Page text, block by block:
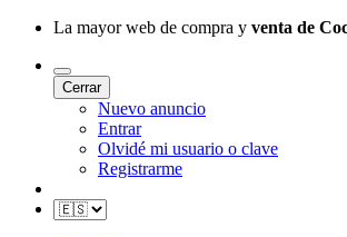
La mayor web de compra y venta de
Cerrar
Nuevo anuncio
Entrar
Olvidé mi usuario o clave
Registrarme